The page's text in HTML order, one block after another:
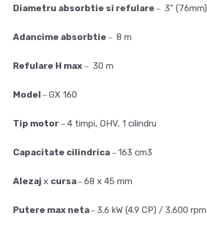
Diametru absorbtie si refulare – 3” (76mm)
Adancime absorbtie – 8 m
Refulare H max – 30 m
Model – GX 160
Tip motor – 4 timpi, OHV, 1 cilindru
Capacitate cilindrica – 163 cm3
Alezaj x cursa – 68 x 45 mm
Putere max neta – 3.6 kW (4.9 CP) / 3.600 rpm